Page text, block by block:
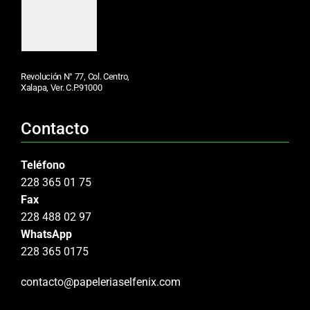
Revolución N° 77, Col. Centro,
Xalapa, Ver. C.P.91000
Contacto
Teléfono
228 365 01 75
Fax
228 488 02 97
WhatsApp
228 365 0175
contacto@papeleriaselfenix.com